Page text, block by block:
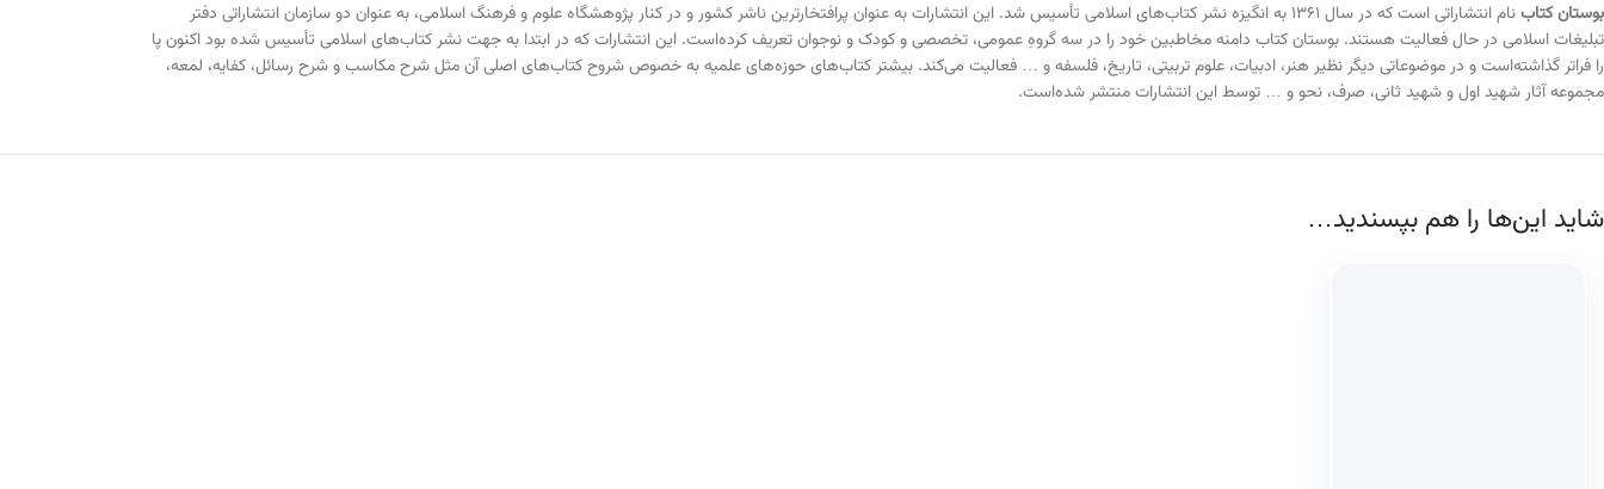
بوستان کتاب
نام انتشاراتی است که در سال ۱۳۶۱ به انگیزه نشر کتاب‌های اسلامی تأسیس شد. این انتشارات به عنوان پرافتخارترین ناشر کشور و در کنار پژوهشگاه علوم و فرهنگ اسلامی، به عنوان دو سازمان انتشاراتی دفتر
تبلیغات اسلامی در حال فعالیت هستند. بوستان کتاب دامنه مخاطبین خود را در سه گروهِ عمومی، تخصصی و کودک و نوجوان تعریف کرده‌است. این انتشارات که در ابتدا به جهت نشر کتاب‌های اسلامی تأسیس شده بود اکنون پا
را فراتر گذاشته‌است و در موضوعاتی دیگر نظیر هنر، ادبیات، علوم تربیتی، تاریخ، فلسفه و … فعالیت می‌کند. بیشتر کتاب‌های حوزه‌های علمیه به خصوص شروح کتاب‌های اصلی آن مثل شرح مکاسب و شرح رسائل، کفایه، لمعه،
مجموعه آثار شهید اول و شهید ثانی، صرف، نحو و … توسط این انتشارات منتشر شده‌است.
شاید این‌ها را هم بپسندید…